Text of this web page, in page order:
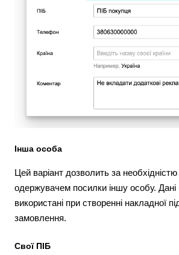
Інша особа
Цей варіант дозволить за
одержувачем посилки іншу особу. Дані
використані при створенні накладної
замовлення.
Свої ПІБ